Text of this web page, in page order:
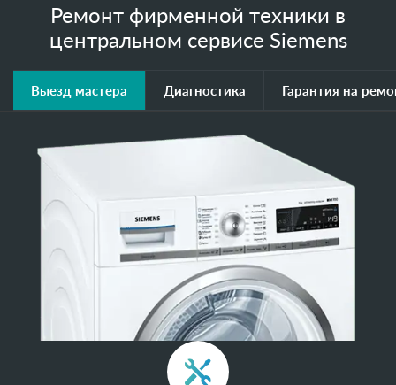
Ремонт фирменной техники в
центральном сервисе Siemens
Выезд мастера Диагностика Гарантия на